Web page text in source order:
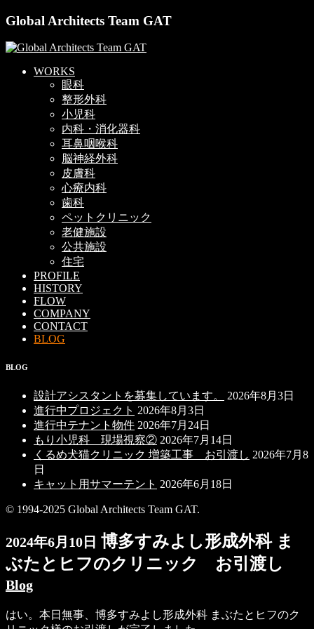
Global Architects Team GAT
WORKS
眼科
整形外科
小児科
内科・消化器科
耳鼻咽喉科
脳神経外科
皮膚科
心療内科
歯科
ペットクリニック
老健施設
公共施設
住宅
PROFILE
HISTORY
FLOW
COMPANY
CONTACT
BLOG
BLOG
設計アシスタントを募集しています。
2026年8月3日
進行中プロジェクト 2026年8月3日
進行中テナント物件 2026年7月24日
もり小児科 現場視察② 2026年7月14日
くるめ犬猫クリニック 増築工事 お引渡し 2026年7月8
日
キャット用サマーテント 2026年6月18日
© 1994-2025 Global Architects Team GAT.
2024年6月10日 博多すみよし形成外科 ま
ぶたとヒフのクリニック お引渡し
Blog
はい。本日無事、博多すみよし形成外科 まぶたとヒフのク